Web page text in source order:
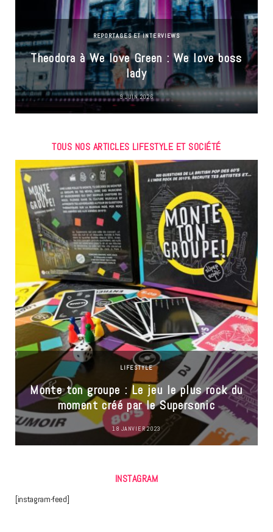
REPORTAGES ET INTERVIEWS
Theodora à We love Green : We love boss
lady
9 JUIN 2026
TOUS NOS ARTICLES LIFESTYLE ET SOCIÉTÉ
LIFESTYLE
Monte ton groupe : Le jeu le plus rock du
moment créé par le Supersonic
18 JANVIER 2023
INSTAGRAM
[instagram-feed]